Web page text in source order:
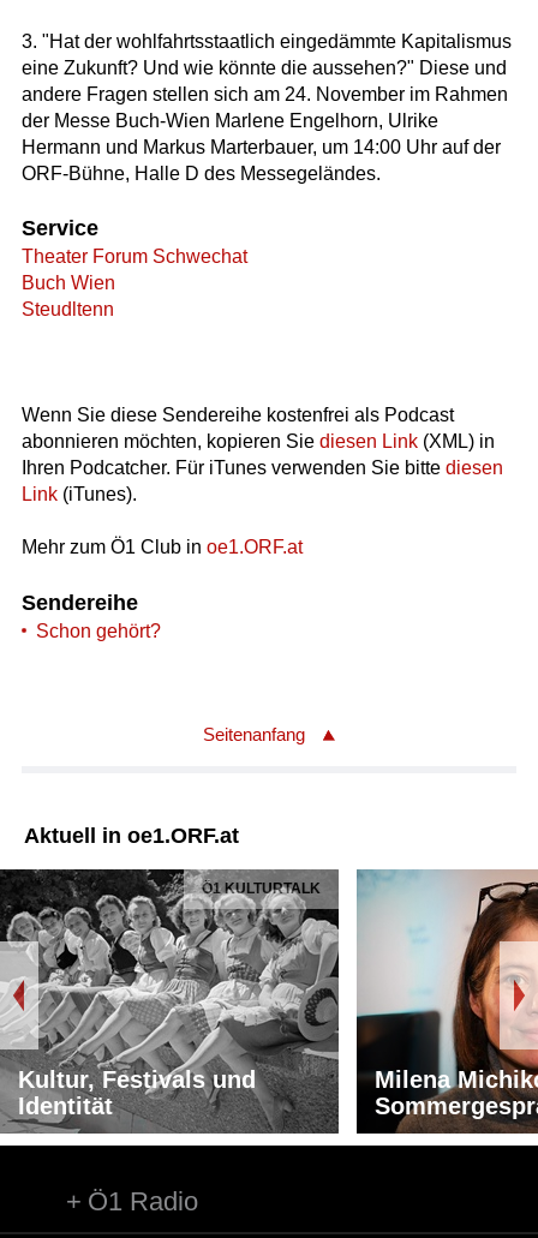
3. "Hat der wohlfahrtsstaatlich eingedämmte Kapitalismus
eine Zukunft? Und wie könnte die aussehen?" Diese und
andere Fragen stellen sich am 24. November im Rahmen
der Messe Buch-Wien Marlene Engelhorn, Ulrike
Hermann und Markus Marterbauer, um 14:00 Uhr auf der
ORF-Bühne, Halle D des Messegeländes.
Service
Theater Forum Schwechat
Buch Wien
Steudltenn
Wenn Sie diese Sendereihe kostenfrei als Podcast
abonnieren möchten, kopieren Sie diesen Link(XML) in
Ihren Podcatcher. Für iTunes verwenden Sie bitte diesen
Link(iTunes).
Mehr zum Ö1 Club in oe1.ORF.at
Sendereihe
Schon gehört?
Seitenanfang
Aktuell in oe1.ORF.at
Ö1 KULTURTALK
Kultur, Festivals und
Identität
Milena
Ö1 Radio